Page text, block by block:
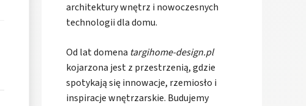
architektury wnętrz i nowoczesnych
technologii dla domu.
Od lat domena targihome-design.pl
kojarzona jest z przestrzenią, gdzie
spotykają się innowacje, rzemiosło i
inspiracje wnętrzarskie. Budujemy